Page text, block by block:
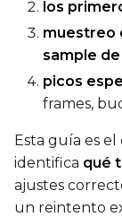
los
muestreo
sample
picos
frames,
Esta guía es
identifica qué
ajustes
un reintento